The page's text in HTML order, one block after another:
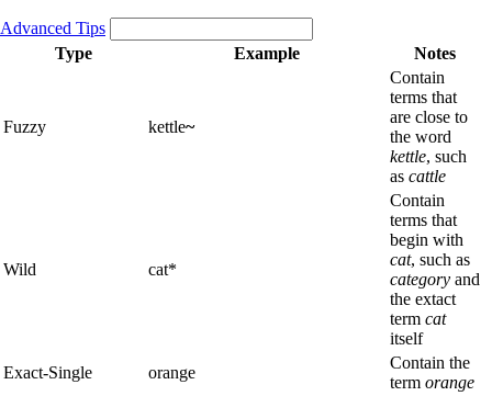
Advanced Tips
Type
Example Notes
Fuzzy kettle~
Contain
terms that
are close to
the word
kettle, such
as cattle
Wild cat*
Contain
terms that
begin with
cat, such as
category and
the extact
term cat
itself
Exact-Single
orange
Contain the
term orange